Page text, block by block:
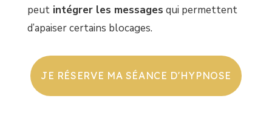
peutintégrer les messages qui permettent
d’apaiser certains blocages.
JE RÉSERVE MA SÉANCE D'HYPNOSE